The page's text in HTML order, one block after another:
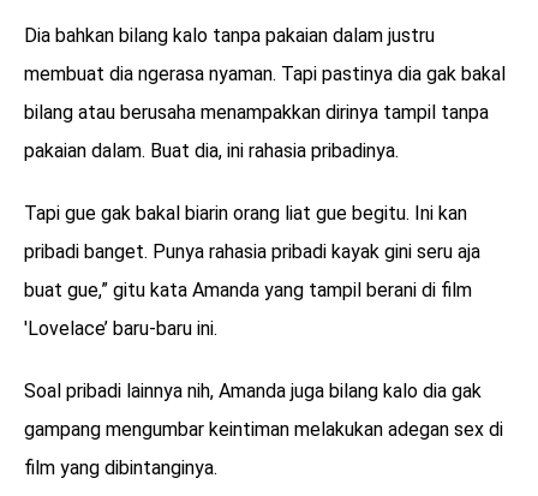
Dia bahkan bilang kalo tanpa pakaian dalam justru
membuat dia ngerasa nyaman. Tapi pastinya dia gak bakal
bilang atau berusaha menampakkan dirinya tampil tanpa
pakaian dalam. Buat dia, ini rahasia pribadinya.
Tapi gue gak bakal biarin orang liat gue begitu. Ini kan
pribadi banget. Punya rahasia pribadi kayak gini seru aja
buat gue,” gitu kata Amanda yang tampil berani di film
'Lovelace’ baru-baru ini.
Soal pribadi lainnya nih, Amanda juga bilang kalo dia gak
gampang mengumbar keintiman melakukan adegan sex di
film yang dibintanginya.